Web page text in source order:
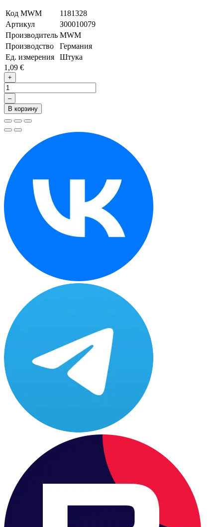
Код MWM
1181328
Артикул
З00010079
Производитель MWM
Производство
Германия
Ед. измерения
Штука
1,09 €
+
–
В корзину